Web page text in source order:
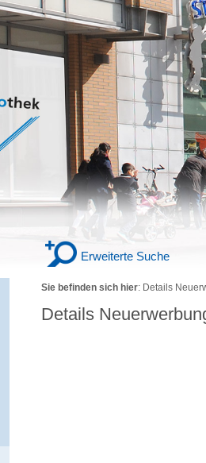
Erweiterte Suche
Sie befinden sich hier: Details
Details